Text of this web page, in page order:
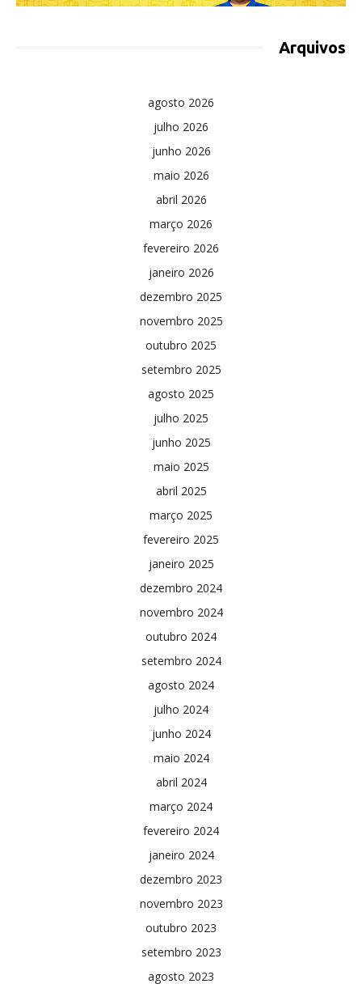
Arquivos
agosto 2026
julho 2026
junho 2026
maio 2026
abril 2026
março 2026
fevereiro 2026
janeiro 2026
dezembro 2025
novembro 2025
outubro 2025
setembro 2025
agosto 2025
julho 2025
junho 2025
maio 2025
abril 2025
março 2025
fevereiro 2025
janeiro 2025
dezembro 2024
novembro 2024
outubro 2024
setembro 2024
agosto 2024
julho 2024
junho 2024
maio 2024
abril 2024
março 2024
fevereiro 2024
janeiro 2024
dezembro 2023
novembro 2023
outubro 2023
setembro 2023
agosto 2023